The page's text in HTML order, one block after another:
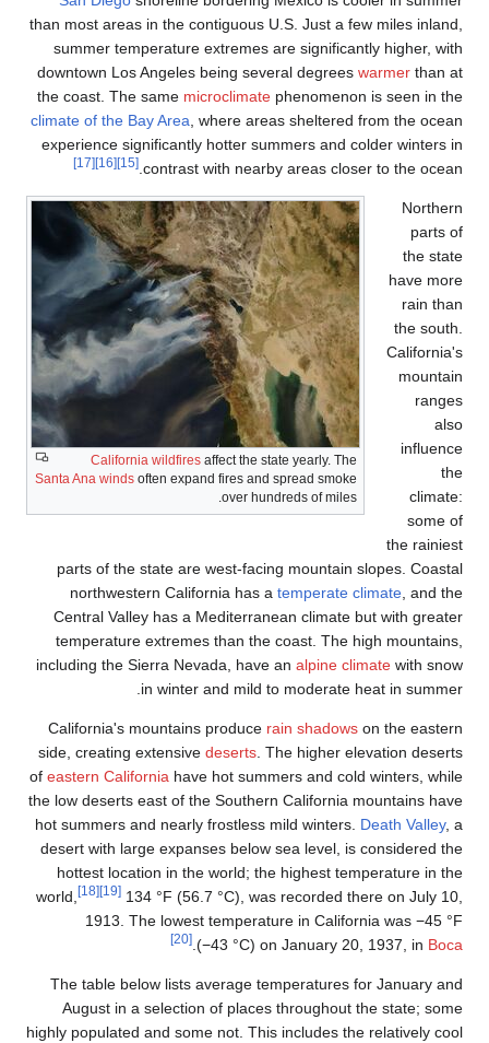
than most areas in the contiguous U.S. Just a
summer temperature extremes are
downtown Los Angeles being several degrees
the coast. The samemicroclimatephenomenon
climate of the Bay Area, where areas sheltered
experience significantly hotter summers and
contrast with nearby areas
California wildfires affect the state yearly. The
Santa Ana windsoften expand fires and spread smoke
over hundreds of miles.
parts of the state are west-facing mountain
northwestern California has atemperate
Central Valley has a Mediterranean climate
temperature extremes than the coast. The
including the Sierra Nevada, have analpine
in winter and mild to moderate
California's mountains produce rain shadows
side, creating extensivedeserts. The higher
ofeastern Californiahave hot summers and cold
the low deserts east of the Southern California
hot summers and nearly frostless mild winters.
desert with large expanses below sea level, is
hottest location in the world; the highest
world,
[19]
134 °F (56.7 °C), was recorded
1913. The lowest temperature in
(−43 °C) on January
.
The table below lists average temperatures
August in a selection of places throughout
highly populated and some not. This includes the